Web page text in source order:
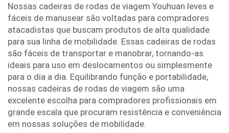
Nossas cadeiras de rodas de viagem Youhuan leves e
fáceis de manusear são voltadas para compradores
atacadistas que buscam produtos de alta qualidade
para sua linha de mobilidade. Essas cadeiras de rodas
são fáceis de transportar e manobrar, tornando-as
ideais para uso em deslocamentos ou simplesmente
para o dia a dia. Equilibrando função e portabilidade,
nossas cadeiras de rodas de viagem são uma
excelente escolha para compradores profissionais em
grande escala que procuram resistência e conveniência
em nossas soluções de mobilidade.